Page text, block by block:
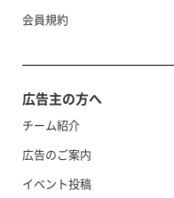
会員規約
広告主の方へ
チーム紹介
広告のご案内
イベント投稿